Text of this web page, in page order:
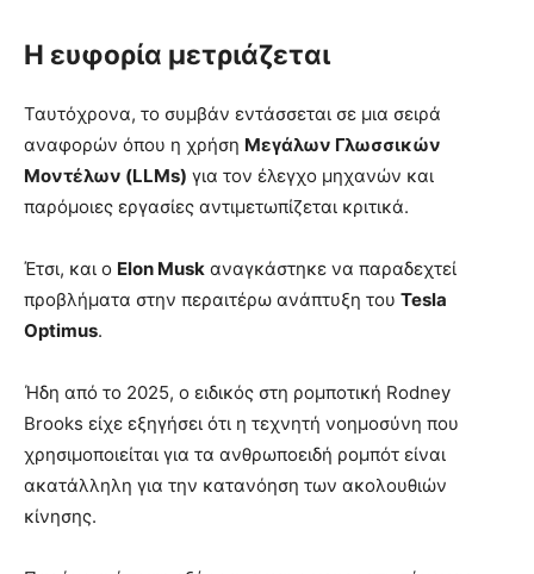
Η ευφορία μετριάζεται
Ταυτόχρονα, το συμβάν εντάσσεται σε μια σειρά
αναφορών όπου η χρήση Μεγάλων Γλωσσικών
Μοντέλων (LLMs) για τον έλεγχο μηχανών και
παρόμοιες εργασίες αντιμετωπίζεται κριτικά.
Έτσι, και ο Elon Musk αναγκάστηκε να παραδεχτεί
προβλήματα στην περαιτέρω ανάπτυξη του Tesla
Optimus.
Ήδη από το 2025, ο ειδικός στη ρομποτική Rodney
Brooks είχε εξηγήσει ότι η τεχνητή νοημοσύνη που
χρησιμοποιείται για τα ανθρωποειδή ρομπότ είναι
ακατάλληλη για την κατανόηση των ακολουθιών
κίνησης.